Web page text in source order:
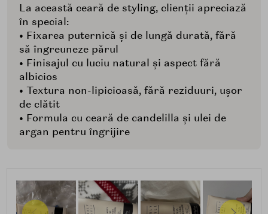
La această ceară de styling, clienții apreciază
în special:
• Fixarea puternică și de lungă durată, fără
să îngreuneze părul
• Finisajul cu luciu natural și aspect fără
albicios
• Textura non-lipicioasă, fără reziduuri, ușor
de clătit
• Formula cu ceară de candelilla și ulei de
argan pentru îngrijire